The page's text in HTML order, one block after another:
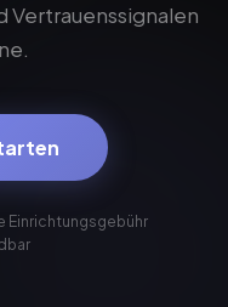
Einrichtungsgebühr